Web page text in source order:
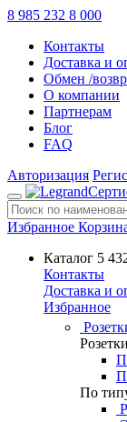
8 985 232 8 000
Контакты
Доставка и
Обмен /
О компании
Партнерам
Блог
FAQ
Авторизация
Избранное
Каталог 5
Контакты
Доставка и
Избранное
По